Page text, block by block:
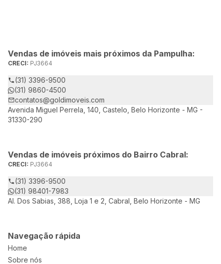
Vendas de imóveis mais próximos da Pampulha:
CRECI: PJ3664
(31) 3396-9500
(31) 9860-4500
contatos@goldimoveis.com
Avenida Miguel Perrela, 140, Castelo, Belo Horizonte - MG -
31330-290
Vendas de imóveis próximos do Bairro Cabral:
CRECI: PJ3664
(31) 3396-9500
(31) 98401-7983
Al. Dos Sabias, 388, Loja 1 e 2, Cabral, Belo Horizonte - MG
Navegação rápida
Home
Sobre nós